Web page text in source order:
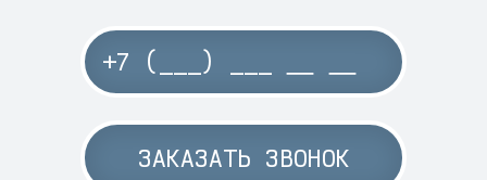
ЗАКАЗАТЬ ЗВОНОК